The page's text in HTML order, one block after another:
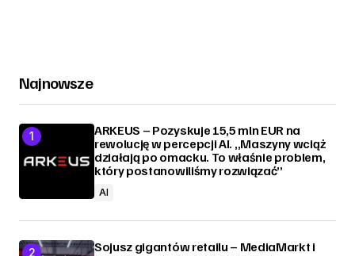
Najnowsze
ARKEUS – Pozyskuje 15,5 mln EUR na
rewolucję w percepcji AI. „Maszyny wciąż
działają po omacku. To właśnie problem,
który postanowiliśmy rozwiązać”
AI
Sojusz gigantów retailu – MediaMarkt i